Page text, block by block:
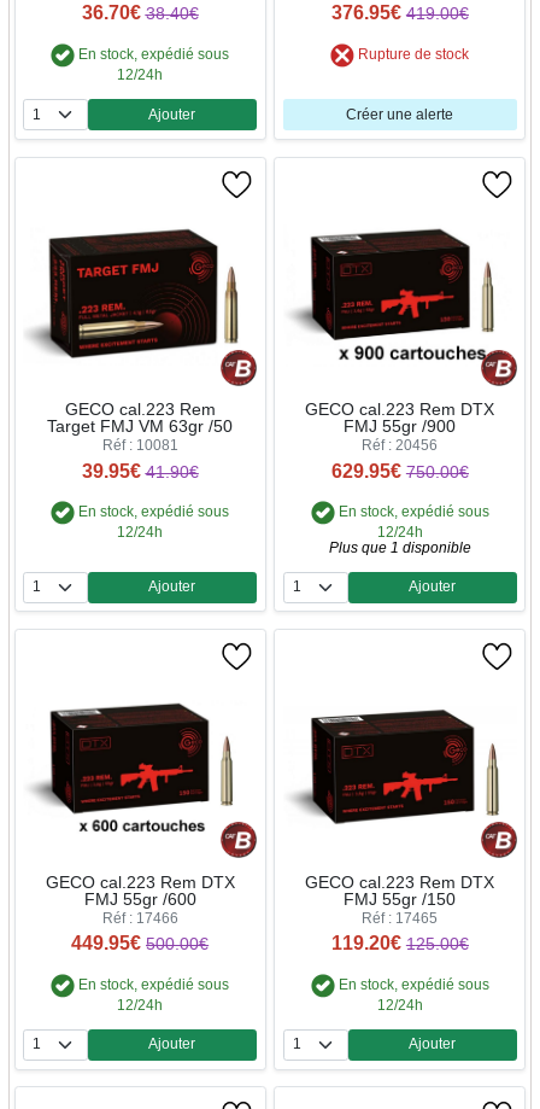
36.70€ 38.40€
En stock, expédié sous
12/24h
Quantité
Ajouter
376.95€ 419.00€
Rupture de stock
Créer une alerte
GECO cal.223 Rem
Target FMJ VM 63gr /50
Réf : 10081
39.95€ 41.90€
En stock, expédié sous
12/24h
Quantité
Ajouter
GECO cal.223 Rem DTX
FMJ 55gr /900
Réf : 20456
629.95€ 750.00€
En stock, expédié sous
12/24h
Plus que 1 disponible
Quantité
Ajouter
GECO cal.223 Rem DTX
FMJ 55gr /600
Réf : 17466
449.95€ 500.00€
En stock, expédié sous
12/24h
Quantité
Ajouter
GECO cal.223 Rem DTX
FMJ 55gr /150
Réf : 17465
119.20€ 125.00€
En stock, expédié sous
12/24h
Quantité
Ajouter